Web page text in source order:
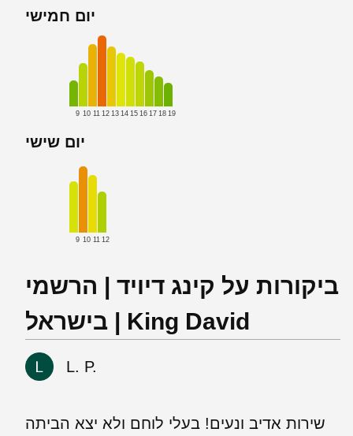
יום חמישי
9 10 11 12 13 14 15 16 17 18 19
יום שישי
9 10 11 12
ביקורות על קינג דיויד | הרשמי
בישראל | King David
L. P.
שירות אדיב ונעים! בעלי לוחם ולא יצא הביתה